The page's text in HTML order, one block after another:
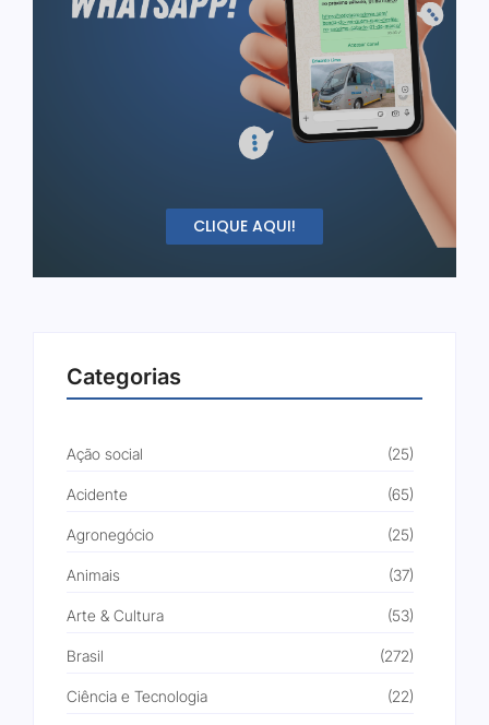
CLIQUE AQUI!
Categorias
Ação social (25)
Acidente (65)
Agronegócio (25)
Animais (37)
Arte & Cultura (53)
Brasil (272)
Ciência e Tecnologia (22)